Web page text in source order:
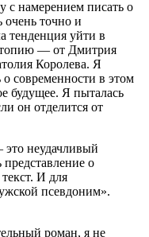
с намерением писать о
очень точно и
тенденция уйти в
— от Дмитрия
Королева. Я
о современности в этом
будущее. Я пыталась
он отделится от
это неудачливый
о
И для
псевдоним».
роман, я не